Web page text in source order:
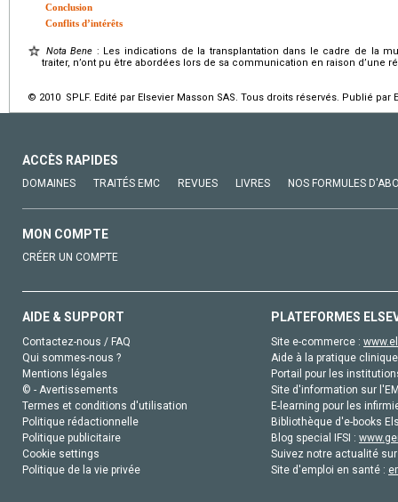
Conclusion
Conflits d’intérêts
Nota Bene : Les indications de la transplantation dans le cadre de la
traiter, n’ont pu être abordées lors de sa communication en raison d’une
© 2010 SPLF. Edité par Elsevier Masson SAS. Tous droits réservés. Publié par
ACCÈS RAPIDES
DOMAINES TRAITÉS EMC REVUES LIVRES NOS FORMULES
MON COMPTE
CRÉER UN COMPTE
AIDE & SUPPORT
Contactez-nous / FAQ
Qui sommes-nous ?
Mentions légales
© - Avertissements
Termes et conditions d'utilisation
Politique rédactionnelle
Politique publicitaire
Cookie settings
Politique de la vie privée
PLATEFORMES
Site e-commerce :
Aide à la pratique
Portail pour les
Site d'information sur
E-learning pour les
Bibliothèque d'e-books
Blog special IFSI :
Suivez notre actualité
Site d'emploi en santé :